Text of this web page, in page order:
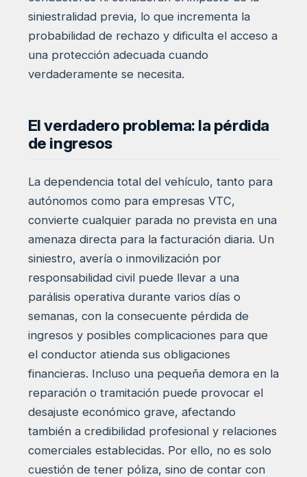
siniestralidad previa, lo que incrementa la
probabilidad de rechazo y dificulta el acceso a
una protección adecuada cuando
verdaderamente se necesita.
El verdadero problema: la pérdida
de ingresos
La dependencia total del vehículo, tanto para
autónomos como para empresas VTC,
convierte cualquier parada no prevista en una
amenaza directa para la facturación diaria. Un
siniestro, avería o inmovilización por
responsabilidad civil puede llevar a una
parálisis operativa durante varios días o
semanas, con la consecuente pérdida de
ingresos y posibles complicaciones para que
el conductor atienda sus obligaciones
financieras. Incluso una pequeña demora en la
reparación o tramitación puede provocar el
desajuste económico grave, afectando
también a credibilidad profesional y relaciones
comerciales establecidas. Por ello, no es solo
cuestión de tener póliza, sino de contar con